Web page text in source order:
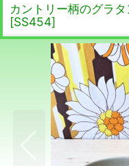
カントリー柄のグラ
[SS454]